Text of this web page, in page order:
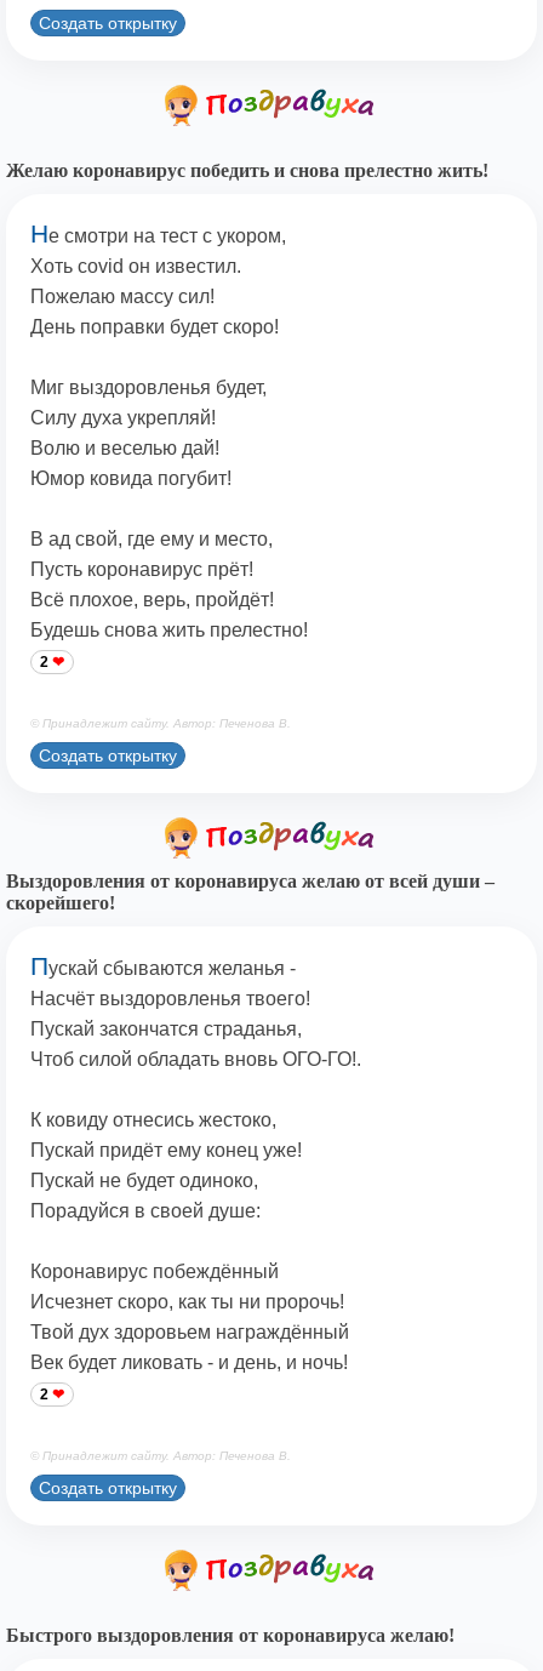
Создать открытку
Желаю коронавирус победить и снова прелестно жить!
Не смотри на тест с укором,
Хоть covid он известил.
Пожелаю массу сил!
День поправки будет скоро!
Миг выздоровленья будет,
Силу духа укрепляй!
Волю и веселью дай!
Юмор ковида погубит!
В ад свой, где ему и место,
Пусть коронавирус прёт!
Всё плохое, верь, пройдёт!
Будешь снова жить прелестно!
2
© Принадлежит сайту. Автор: Печенова В.
Создать открытку
Выздоровления от коронавируса желаю от всей души –
скорейшего!
Пускай сбываются желанья -
Насчёт выздоровленья твоего!
Пускай закончатся страданья,
Чтоб силой обладать вновь ОГО-ГО!.
К ковиду отнесись жестоко,
Пускай придёт ему конец уже!
Пускай не будет одиноко,
Порадуйся в своей душе:
Коронавирус побеждённый
Исчезнет скоро, как ты ни пророчь!
Твой дух здоровьем награждённый
Век будет ликовать - и день, и ночь!
2
© Принадлежит сайту. Автор: Печенова В.
Создать открытку
Быстрого выздоровления от коронавируса желаю!